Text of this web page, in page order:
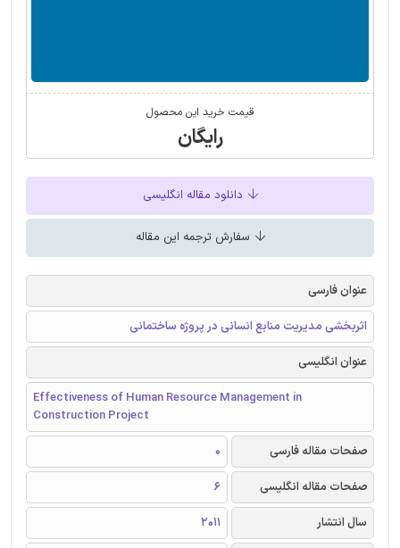
قیمت خرید این محصول
رایگان
دانلود مقاله انگلیسی
سفارش ترجمه این مقاله
عنوان فارسی
اثربخشی مدیریت منابع انسانی در پروژه ساختمانی
عنوان انگلیسی
Effectiveness of Human Resource Management in
Construction Project
صفحات مقاله فارسی
0
صفحات مقاله انگلیسی
6
سال انتشار
2011